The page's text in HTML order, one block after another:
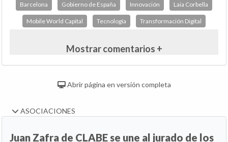
Barcelona Gobierno de España Innovación Laia Corbella
Mobile World Capital Tecnología Transformación Digital
Mostrar comentarios +
Abrir página en versión completa
ASOCIACIONES
Juan Zafra de CLABE se une al jurado de los